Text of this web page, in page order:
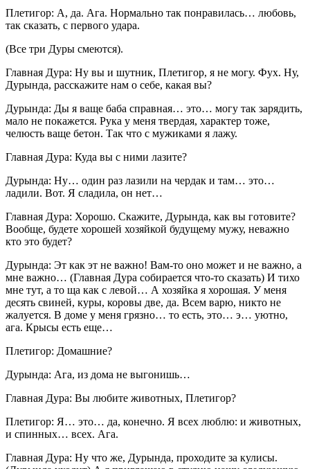
Плетигор: А, да. Ага. Нормально так понравилась… любовь,
так сказать, с первого удара.
(Все три Дуры смеются).
Главная Дура: Ну вы и шутник, Плетигор, я не могу. Фух. Ну,
Дурында, расскажите нам о себе, какая вы?
Дурында: Ды я ваще баба справная… это… могу так зарядить,
мало не покажется. Рука у меня твердая, характер тоже,
челюсть ваще бетон. Так что с мужиками я лажу.
Главная Дура: Куда вы с ними лазите?
Дурында: Ну… один раз лазили на чердак и там… это…
ладили. Вот. Я сладила, он нет…
Главная Дура: Хорошо. Скажите, Дурында, как вы готовите?
Вообще, будете хорошей хозяйкой будущему мужу, неважно
кто это будет?
Дурында: Эт как эт не важно! Вам-то оно может и не важно, а
мне важно… (Главная Дура собирается что-то сказать) И тихо
мне тут, а то ща как с левой… А хозяйка я хорошая. У меня
десять свиней, куры, коровы две, да. Всем варю, никто не
жалуется. В доме у меня грязно… то есть, это… э… уютно,
ага. Крысы есть еще…
Плетигор: Домашние?
Дурында: Ага, из дома не выгонишь…
Главная Дура: Вы любите животных, Плетигор?
Плетигор: Я… это… да, конечно. Я всех люблю: и животных,
и спинных… всех. Ага.
Главная Дура: Ну что же, Дурында, проходите за кулисы.